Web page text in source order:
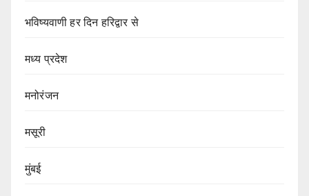
भविष्यवाणी हर दिन हरिद्वार से
मध्य प्रदेश
मनोरंजन
मसूरी
मुंबई